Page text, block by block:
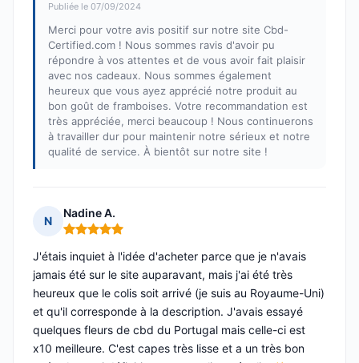
Publiée le 07/09/2024
Merci pour votre avis positif sur notre site Cbd-
Certified.com ! Nous sommes ravis d'avoir pu
répondre à vos attentes et de vous avoir fait plaisir
avec nos cadeaux. Nous sommes également
heureux que vous ayez apprécié notre produit au
bon goût de framboises. Votre recommandation est
très appréciée, merci beaucoup ! Nous continuerons
à travailler dur pour maintenir notre sérieux et notre
qualité de service. À bientôt sur notre site !
N
Nadine A.
Note : 5 sur 5
J'étais inquiet à l'idée d'acheter parce que je n'avais
jamais été sur le site auparavant, mais j'ai été très
heureux que le colis soit arrivé (je suis au Royaume-Uni)
et qu'il corresponde à la description. J'avais essayé
quelques fleurs de cbd du Portugal mais celle-ci est
x10 meilleure. C'est capes très lisse et a un très bon